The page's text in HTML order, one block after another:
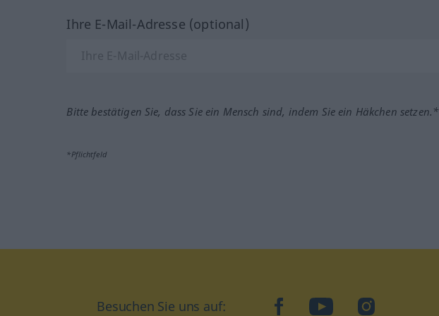
Ihre E-Mail-Adresse (optional)
Bitte bestätigen Sie, dass Sie ein Mensch sind, indem Sie ein Häkchen setzen.*
*Pflichtfeld
Besuchen Sie uns auf: facebookYouTubeInstagram